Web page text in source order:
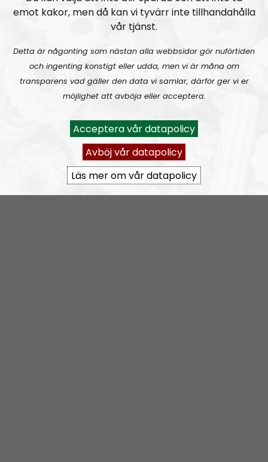
Vi vänder inte blad, vi försöker vända på vart enda
Prenumerera på NR Småland medRSS
RSS:https://nordiskradio.se/?format=mp3-
rss&show=nr-smland
NR Småland #130:Tillbakablicken.
emot kakor, men då kan vi tyvärr inte tillhandahålla
vår tjänst.
Detta är någonting som nästan alla webbsidor gör nuförtiden
och ingenting konstigt eller udda, men vi är måna om
transparens vad gäller den data vi samlar, därför ger vi er
möjlighet att avböja eller acceptera.
Acceptera vår datapolicy
Avböj vår datapolicy
Läs mer om vår datapolicy